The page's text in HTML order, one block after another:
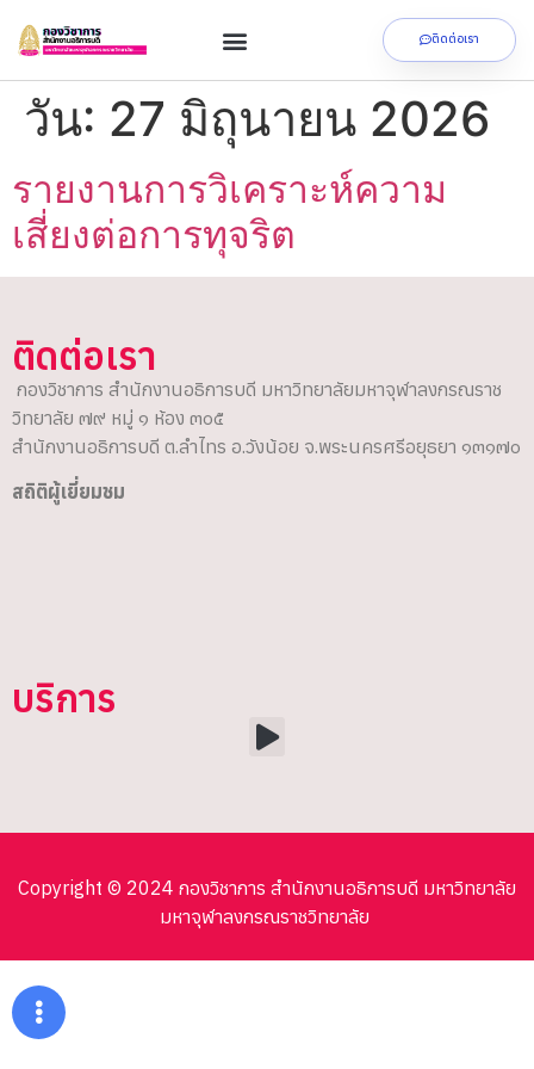
ติดต่อเรา
วัน: 27 มิถุนายน 2026
รายงานการวิเคราะห์ความ
เสี่ยงต่อการทุจริต
ติดต่อเรา
กองวิชาการ สำนักงานอธิการบดี มหาวิทยาลัยมหาจุฬาลงกรณราช
วิทยาลัย ๗๙ หมู่ ๑ ห้อง ๓๐๕
สำนักงานอธิการบดี ต.ลำไทร อ.วังน้อย จ.พระนครศรีอยุธยา ๑๓๑๗๐
สถิติผู้เยี่ยมชม
บริการ
Copyright © 2024 กองวิชาการ สำนักงานอธิการบดี มหาวิทยาลัย
มหาจุฬาลงกรณราชวิทยาลัย